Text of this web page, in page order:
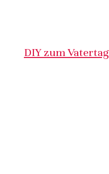
DIY zum Vatertag